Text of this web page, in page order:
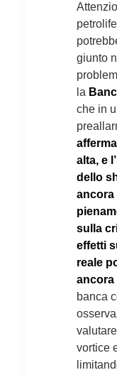
giunto
la
che in
alta, e
dello
ancora
sulla
effetti
reale
ancora
banca
vortice